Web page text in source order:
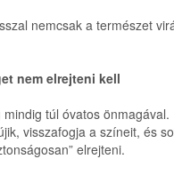
nemcsak a természet
nem elrejteni kell
túl óvatos önmagával.
visszafogja a színeit, és
elrejteni.